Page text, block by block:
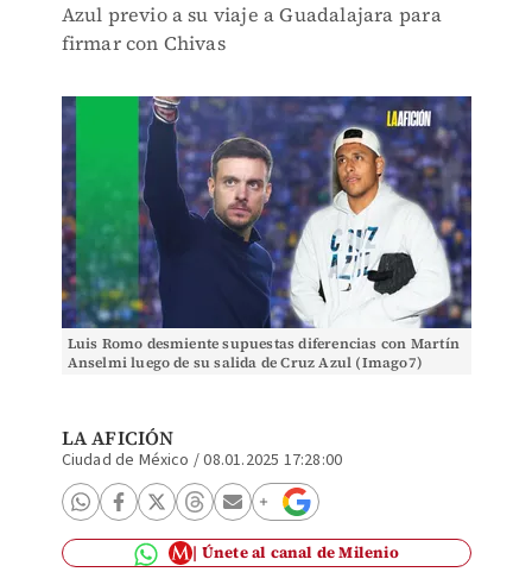
Azul previo a su viaje a Guadalajara para
firmar con Chivas
Luis Romo desmiente supuestas diferencias con Martín
Anselmi luego de su salida de Cruz Azul (Imago7)
LA AFICIÓN
Ciudad de México /08.01.2025 17:28:00
Únete al canal de Milenio